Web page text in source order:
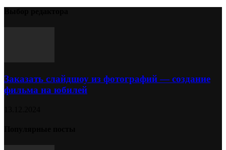
Заказать слайдшоу из фотографий — создание
фильма на юбилей